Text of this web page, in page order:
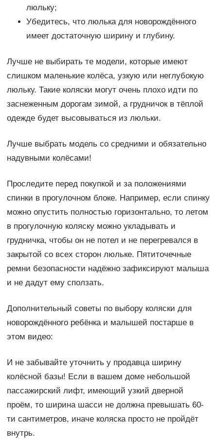
люльку;
Убедитесь, что люлька для новорождённого
имеет достаточную ширину и глубину.
Лучше не выбирать те модели, которые имеют
слишком маленькие колёса, узкую или неглубокую
люльку. Такие коляски могут очень плохо идти по
заснеженным дорогам зимой, а грудничок в тёплой
одежде будет высовываться из люльки.
Лучше выбрать модель со средними и обязательно
надувными колёсами!
Проследите перед покупкой и за положениями
спинки в прогулочном блоке. Например, если спинку
можно опустить полностью горизонтально, то летом
в прогулочную коляску можно укладывать и
грудничка, чтобы он не потел и не перегревался в
закрытой со всех сторон люльке. Пятиточечные
ремни безопасности надёжно зафиксируют малыша
и не дадут ему сползать.
Дополнительный советы по выбору коляски для
новорождённого ребёнка и малышей постарше в
этом видео:
И не забывайте уточнить у продавца ширину
колёсной базы! Если в вашем доме небольшой
пассажирский лифт, имеющий узкий дверной
проём, то ширина шасси не должна превышать 60-
ти сантиметров, иначе коляска просто не пройдёт
внутрь.